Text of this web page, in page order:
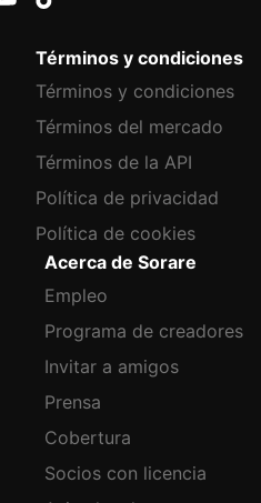
Términos y condiciones
Términos y condiciones
Términos del mercado
Términos de la API
Política de privacidad
Política de cookies
Acerca de Sorare
Empleo
Programa de creadores
Invitar a amigos
Prensa
Cobertura
Socios con licencia